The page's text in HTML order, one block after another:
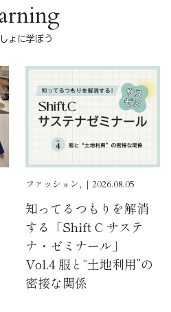
ょに学ぼう
ファッション, ｜2026.08.05
知ってるつもりを解消
する「Shift C サステ
ナ・ゼミナール」
Vol.4 服と“土地利用”の
密接な関係